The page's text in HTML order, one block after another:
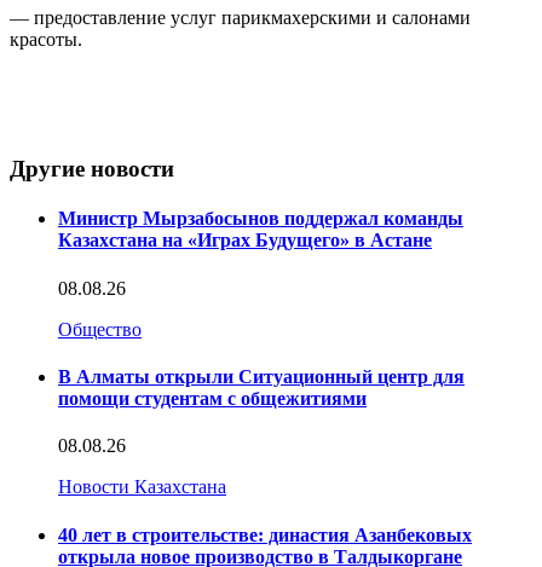
— предоставление услуг парикмахерскими и салонами
красоты.
Другие новости
Министр Мырзабосынов поддержал команды
Казахстана на «Играх Будущего» в Астане
08.08.26
Общество
В Алматы открыли Ситуационный центр для
помощи студентам с общежитиями
08.08.26
Новости Казахстана
40 лет в строительстве: династия Азанбековых
открыла новое производство в Талдыкоргане